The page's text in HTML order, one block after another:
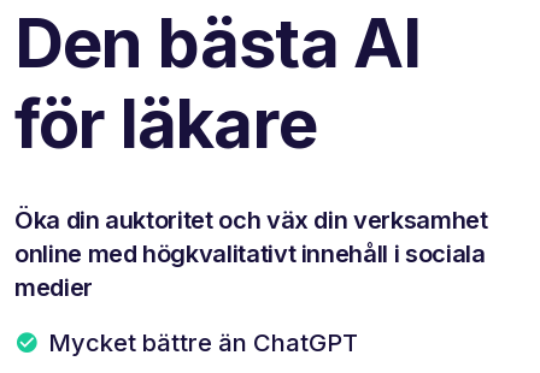
Den bästa AI
för läkare
Öka din auktoritet och väx din verksamhet
online med högkvalitativt innehåll i sociala
medier
Mycket bättre än ChatGPT